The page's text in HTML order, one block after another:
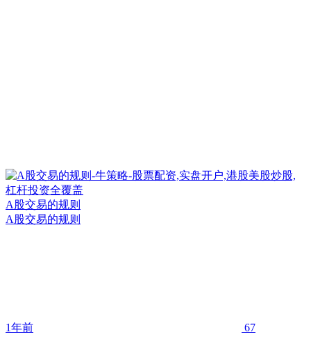
A股交易的规则
A股交易的规则
1年前 67